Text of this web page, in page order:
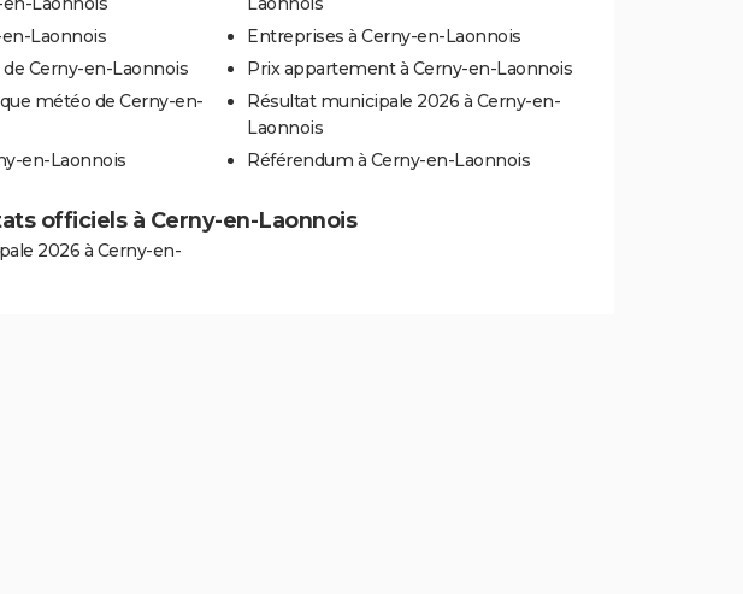
Laonnois
Cerny-en-Laonnois
météo de Cerny-en-
en-Laonnois
Entreprises à Cerny-en-Laonnois
Prix appartement à Cerny-en-Laonnois
Résultat municipale 2026 à Cerny-en-
Laonnois
Référendum à Cerny-en-Laonnois
officiels à Cerny-en-Laonnois
2026 à Cerny-en-